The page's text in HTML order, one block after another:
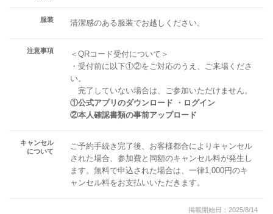
服装 清潔感のある服装でお越しください。
注意事項
＜QRコード受付について＞
・受付前に以下①②をご対応のうえ、ご来場くださ
い。
完了していない場合は、ご参加いただけません。
①公式アプリのダウンロード ・ログイン
②本人確認書類の事前アップロード
キャンセル
について
ご予約手続き完了後、お客様都合によりキャンセル
された場合、参加費と同額のキャンセル料が発生し
ます。無料で申込された場合は、一律1,000円のキ
ャンセル料をお支払いいただきます。
掲載開始日：2025/8/14